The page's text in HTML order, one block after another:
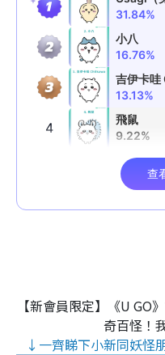
【新會員限定】《U GO
奇百怪！
↓一齊睇下小新同妖怪